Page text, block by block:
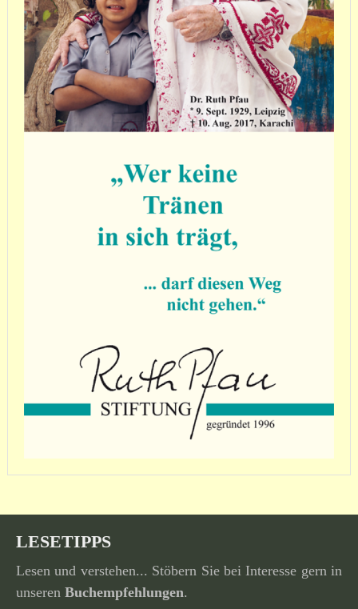
LESETIPPS
Lesen und verstehen... Stöbern Sie bei Interesse gern in
unseren Buchempfehlungen.